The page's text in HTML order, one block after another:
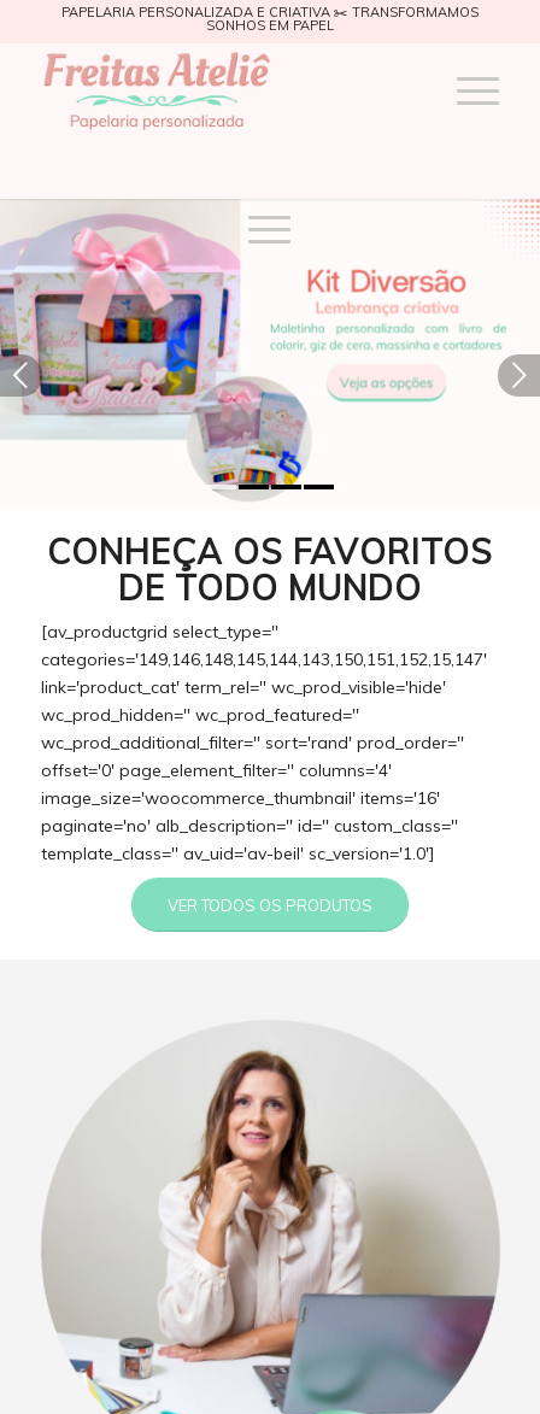
PAPELARIA PERSONALIZADA E CRIATIVA ✂️ TRANSFORMAMOS
SONHOS EM PAPEL
Próximo
CONHEÇA OS FAVORITOS
DE TODO MUNDO
[av_productgrid select_type=''
categories='149,146,148,145,144,143,150,151,152,15,147'
link='product_cat' term_rel='' wc_prod_visible='hide'
wc_prod_hidden='' wc_prod_featured=''
wc_prod_additional_filter='' sort='rand' prod_order=''
offset='0' page_element_filter='' columns='4'
image_size='woocommerce_thumbnail' items='16'
paginate='no' alb_description='' id='' custom_class=''
template_class='' av_uid='av-beil' sc_version='1.0']
VER TODOS OS PRODUTOS